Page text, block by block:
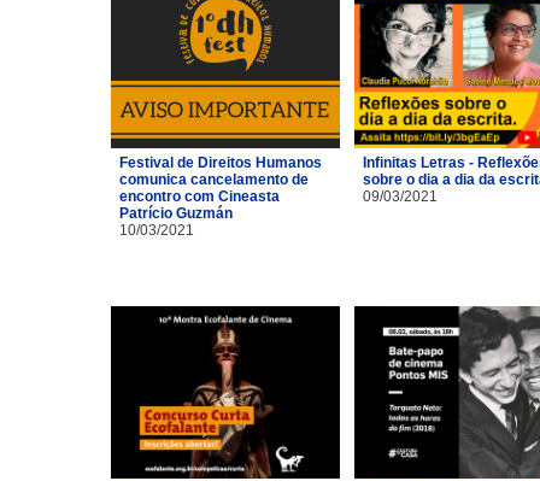
Festival de Direitos Humanos
comunica cancelamento de
encontro com Cineasta
Patrício Guzmán
10/03/2021
Infinitas Letras -
sobre o dia a dia da
09/03/2021